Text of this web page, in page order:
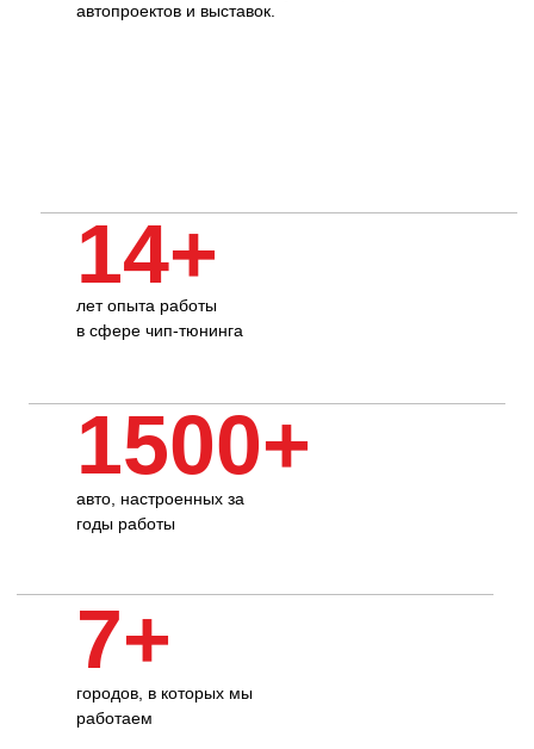
автопроектов и выставок.
14+
лет опыта работы
в сфере чип-тюнинга
1500+
авто, настроенных за
годы работы
7+
городов, в которых мы
работаем